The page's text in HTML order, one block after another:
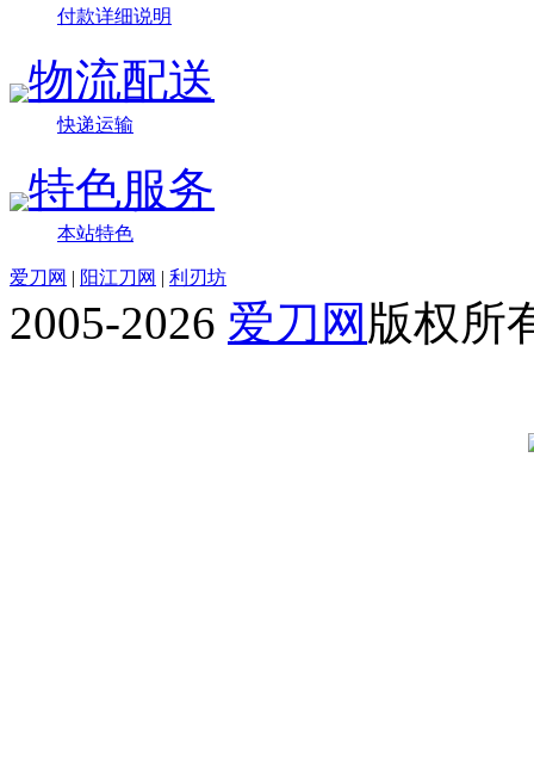
付款详细说明
物流配送
快递运输
特色服务
本站特色
爱刀网 | 阳江刀网 | 利刃坊
2005-2026 爱刀网 版权所